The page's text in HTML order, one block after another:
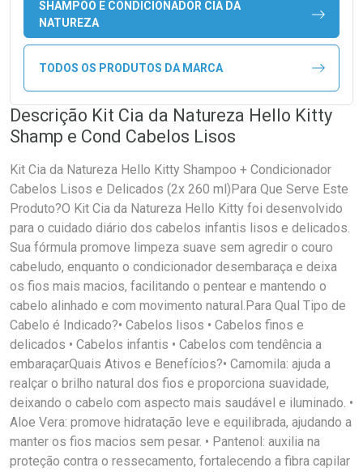
SHAMPOO E CONDICIONADOR CIA DA
NATUREZA
TODOS OS PRODUTOS DA MARCA
Descrição Kit Cia da Natureza Hello Kitty
Shamp e Cond Cabelos Lisos
Kit Cia da Natureza Hello Kitty Shampoo + Condicionador
Cabelos Lisos e Delicados (2x 260 ml)Para Que Serve Este
Produto?O Kit Cia da Natureza Hello Kitty foi desenvolvido
para o cuidado diário dos cabelos infantis lisos e delicados.
Sua fórmula promove limpeza suave sem agredir o couro
cabeludo, enquanto o condicionador desembaraça e deixa
os fios mais macios, facilitando o pentear e mantendo o
cabelo alinhado e com movimento natural.Para Qual Tipo de
Cabelo é Indicado?• Cabelos lisos • Cabelos finos e
delicados • Cabelos infantis • Cabelos com tendência a
embaraçarQuais Ativos e Benefícios?• Camomila: ajuda a
realçar o brilho natural dos fios e proporciona suavidade,
deixando o cabelo com aspecto mais saudável e iluminado. •
Aloe Vera: promove hidratação leve e equilibrada, ajudando a
manter os fios macios sem pesar. • Pantenol: auxilia na
proteção contra o ressecamento, fortalecendo a fibra capilar